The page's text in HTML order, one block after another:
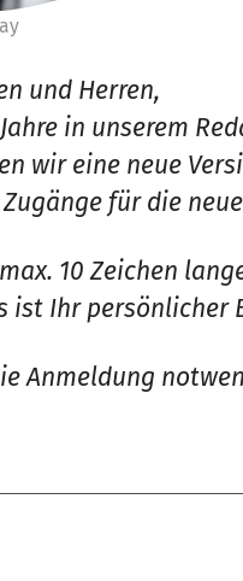
und Herren,
in unserem
wir eine neue
für die
10 Zeichen
ist Ihr persönlicher
Anmeldung